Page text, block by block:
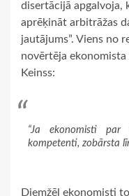
disertācijā apgalvoja,
aprēķināt arbitrāžas
jautājums”. Viens no
novērtēja
Keinss:
“Ja ekonomisti
kompetenti, zobārsta
Diemžēl ekonomisti